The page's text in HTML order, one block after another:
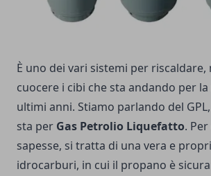
È uno dei vari sistemi per riscaldare,
cuocere i cibi che sta andando per
ultimi anni. Stiamo parlando del
sta per Gas Petrolio Liquefatto.
sapesse, si tratta di una vera e
idrocarburi, in cui il propano è